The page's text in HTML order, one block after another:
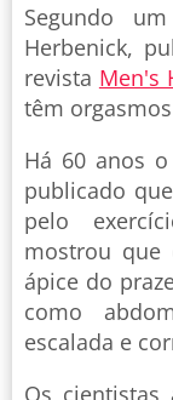
Segundo
Herbenick,
revista Men's
têm
Há 60 anos
publicado
pelo
mostrou que
ápice do
como
escalada e
Os cientistas